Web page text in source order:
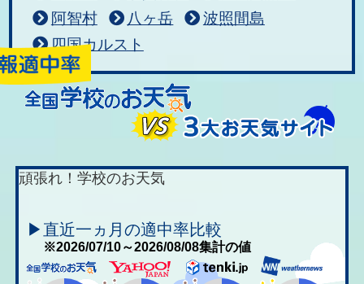
阿智村
八ヶ岳
波照間島
四国カルスト
頑張れ！学校のお天気
▶直近一ヵ月の適中率比較
※2026/07/10～2026/08/08集計の値